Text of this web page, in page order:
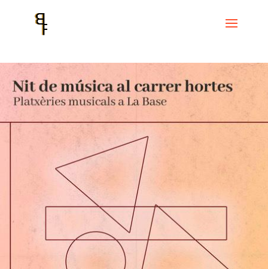
Músiques al carrer Hortes: Sings Of